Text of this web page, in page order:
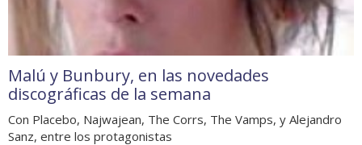
Malú y Bunbury, en las novedades
discográficas de la semana
Con Placebo, Najwajean, The Corrs, The Vamps, y Alejandro
Sanz, entre los protagonistas